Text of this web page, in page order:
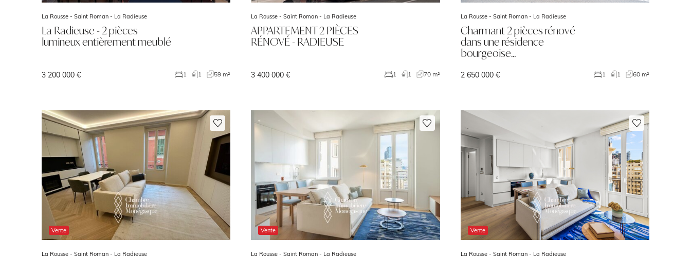
La Rousse - Saint Roman - La Radieuse
La Radieuse - 2 pièces
lumineux entièrement meublé
3 200 000 € 1 1 59 m²
La Rousse - Saint Roman - La Radieuse
APPARTEMENT 2 PIÈCES
RÉNOVÉ - RADIEUSE
3 400 000 € 1 1 70 m²
La Rousse - Saint Roman - La Radieuse
Charmant 2 pièces rénové
dans une résidence
bourgeoise…
2 650 000 € 1 1 60 m²
Vente
La Rousse - Saint Roman - La Radieuse
Vente
La Rousse - Saint Roman - La Radieuse
Vente
La Rousse - Saint Roman - La Radieuse